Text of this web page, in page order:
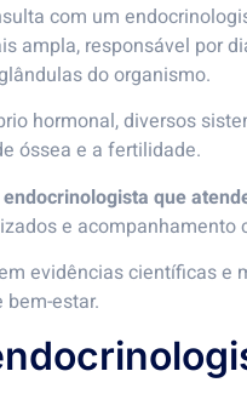
com um
ampla, responsável por
do organismo.
hormonal, diversos
óssea e a fertilidade.
endocrinologista que
e
evidências científicas
estar.